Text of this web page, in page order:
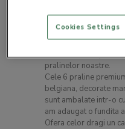
Descrierea
White L imbina
pralinelor noastre.
Cele 6 praline
belgiana, decorate
sunt ambalate intr-o
am adaugat o fundita
Ofera celor dragi un
Cookies Settings